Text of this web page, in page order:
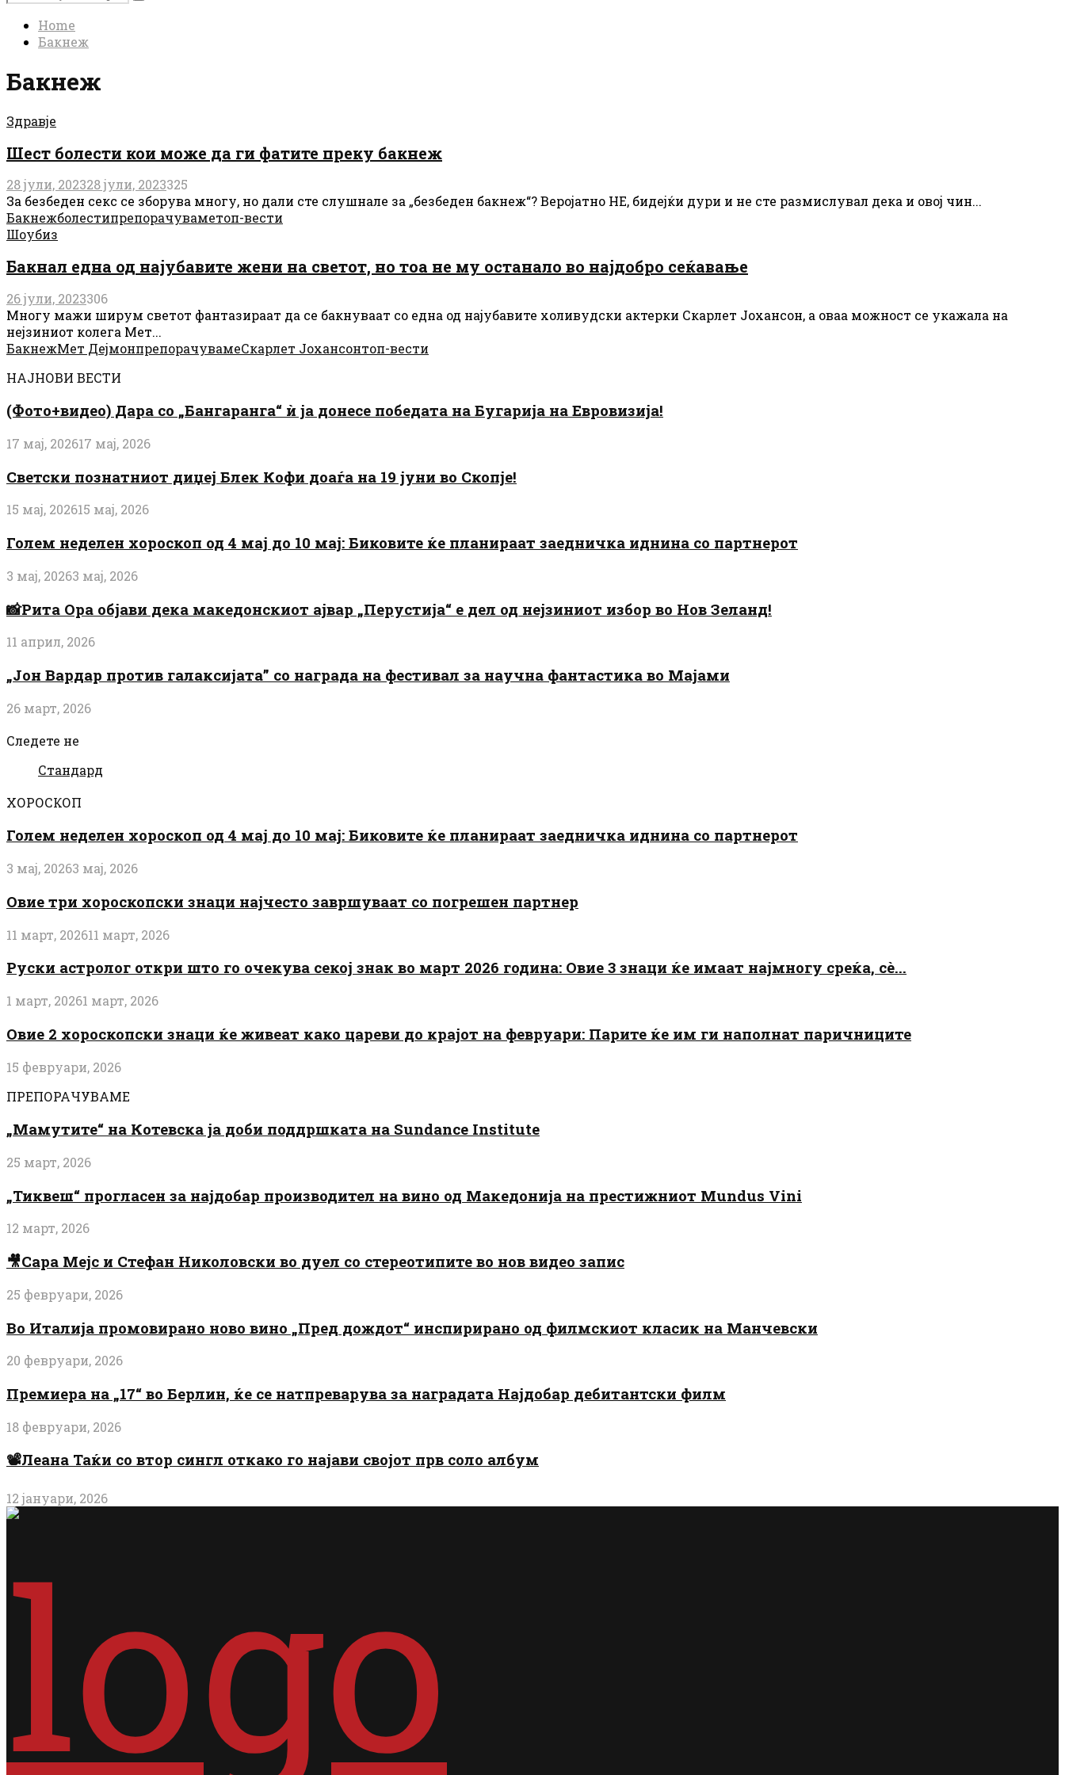
for:
Search
Home
Бакнеж
Бакнеж
Здравје
Шест болести кои може да ги фатите преку бакнеж
28 јули, 202328 јули, 2023325
За безбеден секс се зборува многу, но дали сте слушнале за „безбеден бакнеж“? Веројатно НЕ, бидејќи дури и не сте размислувал дека и овој чин...
Бакнежболестипрепорачуваметоп-вести
Шоубиз
Бакнал една од најубавите жени на светот, но тоа не му останало во најдобро сеќавање
26 јули, 2023306
Многу мажи ширум светот фантазираат да се бакнуваат со една од најубавите холивудски актерки Скарлет Јохансон, а оваа можност се укажала на
нејзиниот колега Мет...
БакнежМет ДејмонпрепорачувамеСкарлет Јохансонтоп-вести
НАЈНОВИ ВЕСТИ
(Фото+видео) Дара со „Бангаранга“ ѝ ја донесе победата на Бугарија на Евровизија!
17 мај, 202617 мај, 2026
Светски познатниот диџеј Блек Кофи доаѓа на 19 јуни во Скопје!
15 мај, 202615 мај, 2026
Голем неделен хороскоп од 4 мај до 10 мај: Биковите ќе планираат заедничка иднина со партнерот
3 мај, 20263 мај, 2026
📸Рита Ора објави дека македонскиот ајвар „Перустија“ е дел од нејзиниот избор во Нов Зеланд!
11 април, 2026
„Јон Вардар против галаксијата” со награда на фестивал за научна фантастика во Мајами
26 март, 2026
Следете не
Стандард
ХОРОСКОП
Голем неделен хороскоп од 4 мај до 10 мај: Биковите ќе планираат заедничка иднина со партнерот
3 мај, 20263 мај, 2026
Овие три хороскопски знаци најчесто завршуваат со погрешен партнер
11 март, 202611 март, 2026
Руски астролог откри што го очекува секој знак во март 2026 година: Овие 3 знаци ќе имаат најмногу среќа, сè...
1 март, 20261 март, 2026
Овие 2 хороскопски знаци ќе живеат како цареви до крајот на февруари: Парите ќе им ги наполнат паричниците
15 февруари, 2026
ПРЕПОРАЧУВАМЕ
„Мамутите“ на Котевска ја доби поддршката на Sundance Institute
25 март, 2026
„Тиквеш“ прогласен за најдобар производител на вино од Македонија на престижниот Mundus Vini
12 март, 2026
🎥Сара Мејс и Стефан Николовски во дуел со стереотипите во нов видео запис
25 февруари, 2026
Во Италија промовирано ново вино „Пред дождот“ инспирирано од филмскиот класик на Манчевски
20 февруари, 2026
Премиера на „17“ во Берлин, ќе се натпреварува за наградата Најдобар дебитантски филм
18 февруари, 2026
📽️Леана Таќи со втор сингл откако го најави својот прв соло албум
12 јануари, 2026